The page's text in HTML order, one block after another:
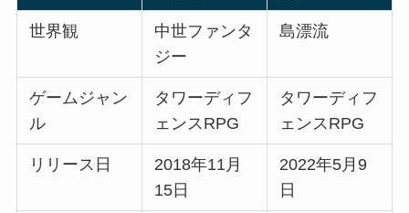
世界観
中世ファンタ
ジー
島漂流
ゲームジャン
ル
タワーディフ
ェンスRPG
タワーディフ
ェンスRPG
リリース日
2018年11月
15日
2022年5月9
日